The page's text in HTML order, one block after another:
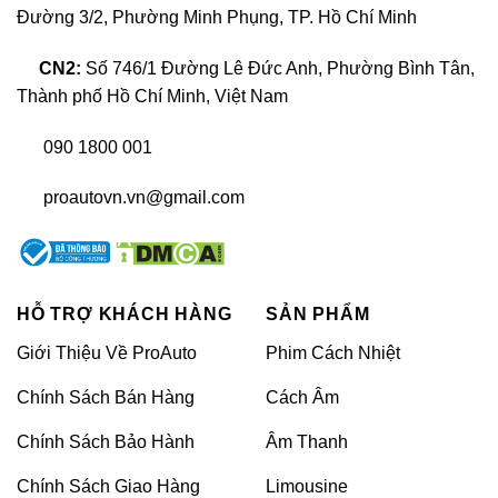
Nâng cấp màn hình Bravigo 360
Ram 4GB/6GB
Đường 3/2, Phường Minh Phụng, TP. Hồ Chí Minh
CN2: Số 746/1 Đường Lê Đức Anh, Phường Bình Tân,
Thành phố Hồ Chí Minh, Việt Nam
090 1800 001
proautovn.vn@gmail.com
HỖ TRỢ KHÁCH HÀNG
Giới Thiệu Về ProAuto
Chính Sách Bán Hàng
Chính Sách Bảo Hành
Chính Sách Giao Hàng
SẢN PHẨM
Phim Cách Nhiệt
Cách Âm
Âm Thanh
Limousine